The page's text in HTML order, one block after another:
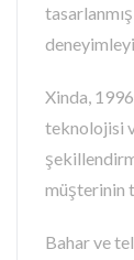
Xinda,
teknolojisi
müşterinin
Bahar ve